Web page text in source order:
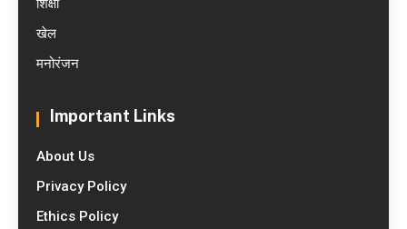
शिक्षा
खेल
मनोरंजन
Important Links
About Us
Privacy Policy
Ethics Policy